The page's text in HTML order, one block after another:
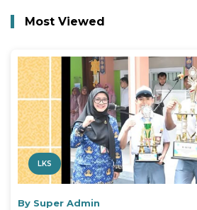
Most Viewed
LKS
By Super Admin